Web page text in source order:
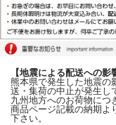
【地震による配送への影
熊本県で発生した地震の
送・集荷の中止が発生し
九州地方へのお荷物につ
商品ページ記載の納期よ
下さい。